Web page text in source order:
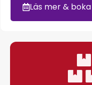
Läs mer & boka